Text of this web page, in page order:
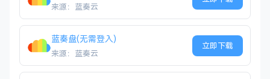
来源：蓝奏云
蓝奏盘(无需登入)
来源：蓝奏云
立即下载